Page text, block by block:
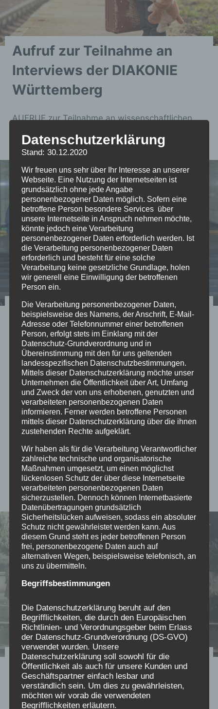
Aufruf zur Teilnahme an
Interviews der DIAKONIE
Württemberg
AUFRUF zur Teilnahme an wissenschaftlichen
Bundesländerkonferenz
einstimmig für Aufarbeitung
des Leids der
Verschickungskinder im
Bund
Nach einem erfolgreichen Vorstoß Baden-
Württembergs auf der Jugend- und
13.5.22 setzen sich die Länder einstimmig für die
Aufarbeitung des Leids der Verschickungskinder
ein.
Was habt ihr mit uns
gemacht?
Verschickungskinder fordern
Datenschutzerklärung
Stand: 30.12.2020
Wir freuen uns sehr über Ihr Interesse an unserer
Webseite. Eine Nutzung der Internetseiten ist
grundsätzlich ohne jede Angabe
personenbezogener Daten möglich. Sofern eine
betroffene Person besondere Services über
unsere Internetseite in Anspruch nehmen möchte,
könnte jedoch eine Verarbeitung
personenbezogener Daten erforderlich werden. Ist
die Verarbeitung personenbezogener Daten
erforderlich und besteht für eine solche
Verarbeitung keine gesetzliche Grundlage, holen
wir generell eine Einwilligung der betroffenen
Person ein.
Die Verarbeitung personenbezogener Daten,
beispielsweise des Namens, der Anschrift, E-Mail-
Adresse oder Telefonnummer einer betroffenen
Person, erfolgt stets im Einklang mit der
Datenschutz-Grundverordnung und in
Übereinstimmung mit den für uns geltenden
landesspezifischen Datenschutzbestimmungen.
Mittels dieser Datenschutzerklärung möchte unser
Unternehmen die Öffentlichkeit über Art, Umfang
und Zweck der von uns erhobenen, genutzten und
verarbeiteten personenbezogenen Daten
informieren. Ferner werden betroffene Personen
mittels dieser Datenschutzerklärung über die ihnen
zustehenden Rechte aufgeklärt.
Wir haben als für die Verarbeitung Verantwortlicher
zahlreiche technische und organisatorische
Maßnahmen umgesetzt, um einen möglichst
lückenlosen Schutz der über diese Internetseite
verarbeiteten personenbezogenen Daten
sicherzustellen. Dennoch können Internetbasierte
Datenübertragungen grundsätzlich
Sicherheitslücken aufweisen, sodass ein absoluter
Schutz nicht gewährleistet werden kann. Aus
diesem Grund steht es jeder betroffenen Person
frei, personenbezogene Daten auch auf
alternativen Wegen, beispielsweise telefonisch, an
uns zu übermitteln.
Begriffsbestimmungen
Die Datenschutzerklärung beruht auf den
Begrifflichkeiten, die durch den Europäischen
Richtlinien- und Verordnungsgeber beim Erlass
der Datenschutz-Grundverordnung (DS-GVO)
verwendet wurden. Unsere
Datenschutzerklärung soll sowohl für die
Öffentlichkeit als auch für unsere Kunden und
Geschäftspartner einfach lesbar und
verständlich sein. Um dies zu gewährleisten,
möchten wir vorab die verwendeten
Begrifflichkeiten erläutern.